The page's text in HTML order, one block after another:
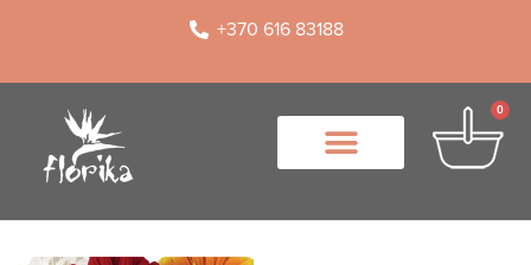
+370 616 83188
0